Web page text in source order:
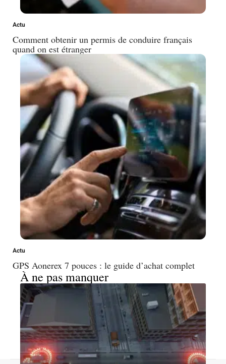
Actu
Comment obtenir un permis de conduire français
quand on est étranger
Actu
GPS Aonerex 7 pouces : le guide d’achat complet
À ne pas manquer